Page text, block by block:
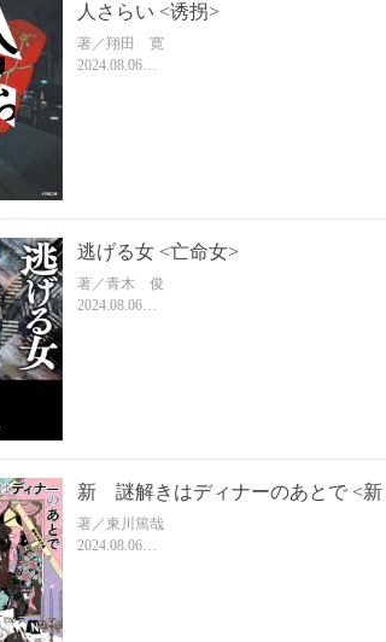
人さらい <诱拐>
著／翔田 寛
2024.08.06
逃げる女 <亡命女>
著／青木 俊
2024.08.06
著／東川篤哉
2024.08.06